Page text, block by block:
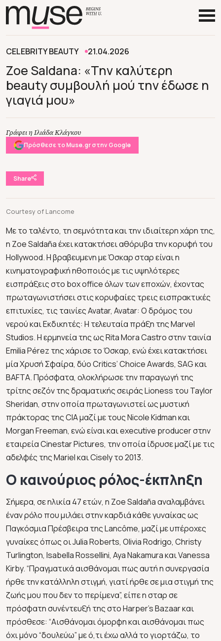
CELEBRITY BEAUTY 21.04.2026
Zoe Saldana: «Την καλύτερη
beauty συμβουλή μού την έδωσε η
γιαγιά μου»
Γράφει η Ιλιάδα Κλάγκου
Πρόσθεσε το Muse.gr στην Google
Share
Courtesy of Lancome
Με το ταλέντο, τη σεμνότητα και την ιδιαίτερη χάρη της,
η Zoe Saldaña έχει κατακτήσει αθόρυβα την κορυφή του
Hollywood. Η βραβευμενη με Όσκαρ σταρ είναι η
κινηματογραφική ηθοποιός με τις υψηλότερες
εισπράξεις στο box office όλων των εποχών, έχοντας
πρωταγωνιστήσει στις κορυφαίες τρεις εισπρακτικές
επιτυχίες, τις ταινίες Avatar, Avatar: Ο δρόμος του
νερού και Εκδικητές: Η τελευταία πράξη της Marvel
Studios. Η ερμηνεία της ως Rita Mora Castro στην ταινία
Emilia Pérez της χάρισε το Όσκαρ, ενώ έχει κατακτήσει
μία Χρυσή Σφαίρα, δύο Critics’ Choice Αwards, SAG και
BAFTA. Πρόσφατα, ολοκλήρωσε την παραγωγή της
τρίτης σεζόν της δραματικής σειράς Lioness του Taylor
Sheridan, στην οποία πρωταγωνιστεί ως μυστική
πράκτορας της CIA μαζί με τους Nicole Kidman και
Morgan Freeman, ενώ είναι και executive producer στην
εταιρεία Cinestar Pictures, την οποία ίδρυσε μαζί με τις
αδελφές της Mariel και Cisely το 2013.
Ο καινούριος ρόλος-έκπληξη
Σήμερα, σε ηλικία 47 ετών, η Zoe Saldaña αναλαμβάνει
έναν ρόλο που μιλάει στην καρδιά κάθε γυναίκας ως
Παγκόσμια Πρέσβειρα της Lancôme, μαζί με υπέροχες
γυναίκες όπως οι Julia Roberts, Olivia Rodrigo, Christy
Turlington, Isabella Rossellini, Aya Nakamura και Vanessa
Kirby. “Πραγματικά αισθάνομαι πως αυτή η συνεργασία
ήρθε την κατάλληλη στιγμή, γιατί ήρθε σε μια στιγμή της
ζωής μου που δεν το περίμενα”, είπε η σταρ σε
πρόσφατη συνέντευξή της στο Harper’s Bazaar και
πρόσθεσε: “Αισθάνομαι όμορφη και αισθάνομαι πως
όχι μόνο “δουλεύω” με ό,τι έχω αλλά το γιορτάζω, το